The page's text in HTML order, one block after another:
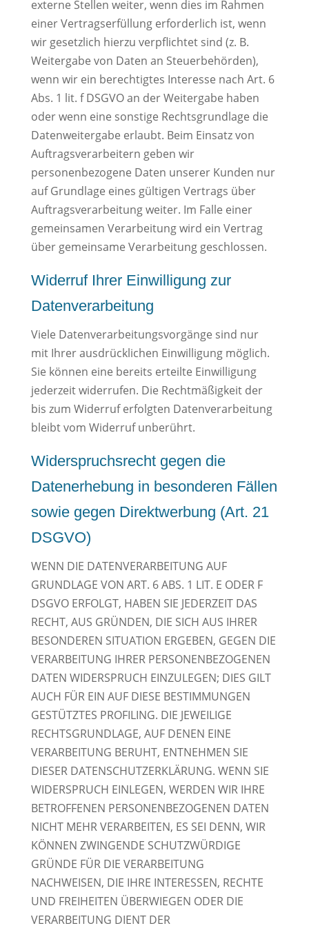
externe Stellen weiter, wenn dies im Rahmen
einer Vertragserfüllung erforderlich ist, wenn
wir gesetzlich hierzu verpflichtet sind (z. B.
Weitergabe von Daten an Steuerbehörden),
wenn wir ein berechtigtes Interesse nach Art. 6
Abs. 1 lit. f DSGVO an der Weitergabe haben
oder wenn eine sonstige Rechtsgrundlage die
Datenweitergabe erlaubt. Beim Einsatz von
Auftragsverarbeitern geben wir
personenbezogene Daten unserer Kunden nur
auf Grundlage eines gültigen Vertrags über
Auftragsverarbeitung weiter. Im Falle einer
gemeinsamen Verarbeitung wird ein Vertrag
über gemeinsame Verarbeitung geschlossen.
Widerruf Ihrer Einwilligung zur
Datenverarbeitung
Viele Datenverarbeitungsvorgänge sind nur
mit Ihrer ausdrücklichen Einwilligung möglich.
Sie können eine bereits erteilte Einwilligung
jederzeit widerrufen. Die Rechtmäßigkeit der
bis zum Widerruf erfolgten Datenverarbeitung
bleibt vom Widerruf unberührt.
Widerspruchsrecht gegen die
Datenerhebung in besonderen Fällen
sowie gegen Direktwerbung (Art. 21
DSGVO)
WENN DIE DATENVERARBEITUNG AUF
GRUNDLAGE VON ART. 6 ABS. 1 LIT. E ODER F
DSGVO ERFOLGT, HABEN SIE JEDERZEIT DAS
RECHT, AUS GRÜNDEN, DIE SICH AUS IHRER
BESONDEREN SITUATION ERGEBEN, GEGEN DIE
VERARBEITUNG IHRER PERSONENBEZOGENEN
DATEN WIDERSPRUCH EINZULEGEN; DIES GILT
AUCH FÜR EIN AUF DIESE BESTIMMUNGEN
GESTÜTZTES PROFILING. DIE JEWEILIGE
RECHTSGRUNDLAGE, AUF DENEN EINE
VERARBEITUNG BERUHT, ENTNEHMEN SIE
DIESER DATENSCHUTZERKLÄRUNG. WENN SIE
WIDERSPRUCH EINLEGEN, WERDEN WIR IHRE
BETROFFENEN PERSONENBEZOGENEN DATEN
NICHT MEHR VERARBEITEN, ES SEI DENN, WIR
KÖNNEN ZWINGENDE SCHUTZWÜRDIGE
GRÜNDE FÜR DIE VERARBEITUNG
NACHWEISEN, DIE IHRE INTERESSEN, RECHTE
UND FREIHEITEN ÜBERWIEGEN ODER DIE
VERARBEITUNG DIENT DER